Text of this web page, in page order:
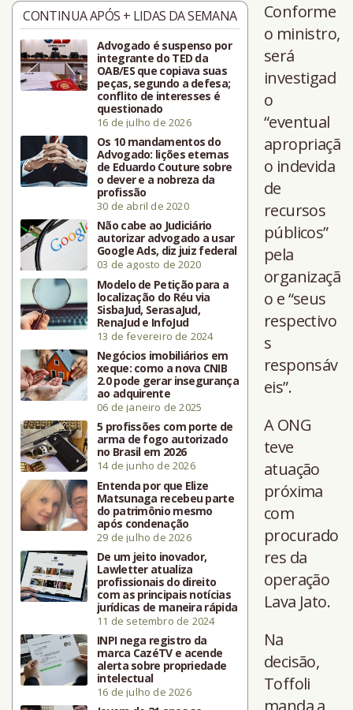
CONTINUA APÓS + LIDAS DA SEMANA
Advogado é suspenso por
integrante do TED da
OAB/ES que copiava suas
peças, segundo a defesa;
conflito de interesses é
questionado
16 de julho de 2026
Os 10 mandamentos do
Advogado: lições eternas
de Eduardo Couture sobre
o dever e a nobreza da
profissão
30 de abril de 2020
Não cabe ao Judiciário
autorizar advogado a usar
Google Ads, diz juiz federal
03 de agosto de 2020
Modelo de Petição para a
localização do Réu via
SisbaJud, SerasaJud,
RenaJud e InfoJud
13 de fevereiro de 2024
Negócios imobiliários em
xeque: como a nova CNIB
2.0 pode gerar insegurança
ao adquirente
06 de janeiro de 2025
5 profissões com porte de
arma de fogo autorizado
no Brasil em 2026
14 de junho de 2026
Entenda por que Elize
Matsunaga recebeu parte
do patrimônio mesmo
após condenação
29 de julho de 2026
De um jeito inovador,
Lawletter atualiza
profissionais do direito
com as principais notícias
jurídicas de maneira rápida
11 de setembro de 2024
INPI nega registro da
marca CazéTV e acende
alerta sobre propriedade
intelectual
16 de julho de 2026
Conforme
o ministro,
será
investigad
o
“eventual
apropriaçã
o indevida
de
recursos
públicos”
pela
organizaçã
o e “seus
respectivo
s
responsáv
eis”.
A ONG
teve
atuação
próxima
com
procurado
res da
operação
Lava Jato.
Na
decisão,
Toffoli